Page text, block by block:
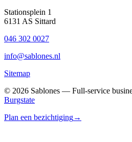
Stationsplein 1
6131 AS Sittard
046 302 0027
info@sablones.nl
Sitemap
© 2026 Sablones — Full-service
Burgstate
Plan een bezichtiging→